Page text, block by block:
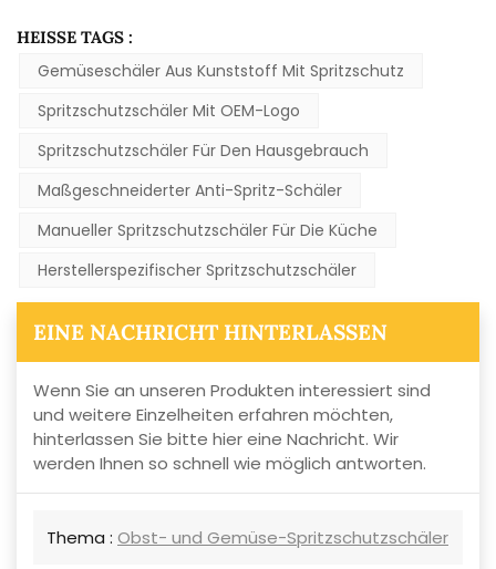
HEISSE TAGS :
Gemüseschäler Aus Kunststoff Mit Spritzschutz
Spritzschutzschäler Mit OEM-Logo
Spritzschutzschäler Für Den Hausgebrauch
Maßgeschneiderter Anti-Spritz-Schäler
Manueller Spritzschutzschäler Für Die Küche
Herstellerspezifischer Spritzschutzschäler
EINE NACHRICHT HINTERLASSEN
Wenn Sie an unseren Produkten interessiert sind
und weitere Einzelheiten erfahren möchten,
hinterlassen Sie bitte hier eine Nachricht. Wir
werden Ihnen so schnell wie möglich antworten.
Thema : Obst- und Gemüse-Spritzschutzschäler